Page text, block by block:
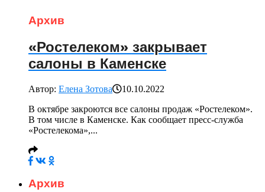
Архив
«Ростелеком» закрывает
салоны в Каменске
Автор: Елена Зотова
10.10.2022
В октябре закроются все салоны продаж «Ростелеком».
В том числе в Каменске. Как сообщает пресс-служба
«Ростелекома»,...
Архив